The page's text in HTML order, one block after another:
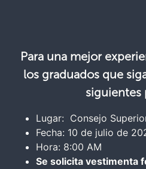
Para una mejor
los graduados que
siguientes
Lugar: Consejo
Fecha: 10 de julio de
Hora: 8:00 AM
Se solicita vestimenta